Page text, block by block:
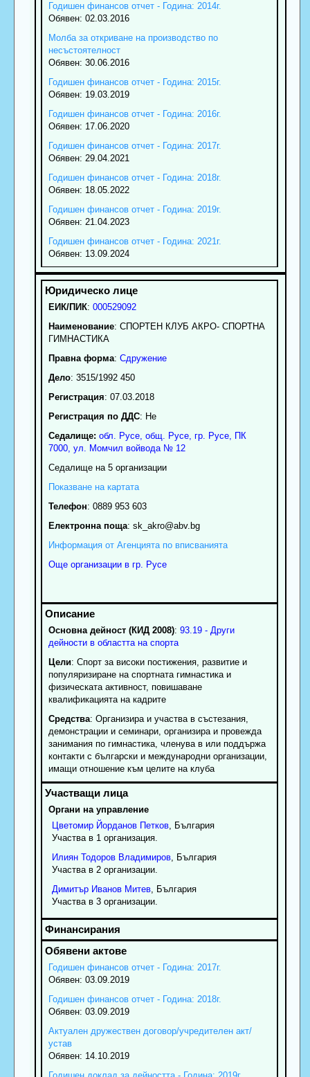
Годишен финансов отчет - Година: 2014г.
Обявен: 02.03.2016
Молба за откриване на производство по
несъстоятелност
Обявен: 30.06.2016
Годишен финансов отчет - Година: 2015г.
Обявен: 19.03.2019
Годишен финансов отчет - Година: 2016г.
Обявен: 17.06.2020
Годишен финансов отчет - Година: 2017г.
Обявен: 29.04.2021
Годишен финансов отчет - Година: 2018г.
Обявен: 18.05.2022
Годишен финансов отчет - Година: 2019г.
Обявен: 21.04.2023
Годишен финансов отчет - Година: 2021г.
Обявен: 13.09.2024
ЕИК/ПИК: 000529092
Наименование: СПОРТЕН КЛУБ АКРО- СПОРТНА
ГИМНАСТИКА
Правна форма: Сдружение
Дело: 3515/1992 450
Регистрация: 07.03.2018
Регистрация по ДДС: Нe
Седалище: обл. Русе, общ. Русе, гр. Русе, ПК
7000, ул. Момчил войвода № 12
Седалище на 5 организации
Показване на картата
Телефон: 0889 953 603
Електронна поща: sk_akro@abv.bg
Информация от Агенцията по вписванията
Още организации в гр. Русе
Основна дейност (КИД 2008): 93.19 - Други
дейности в областта на спорта
Цели: Спорт за високи постижения, развитие и
популяризиране на спортната гимнастика и
физическата активност, повишаване
квалификацията на кадрите
Средства: Организира и участва в състезания,
демонстрации и семинари, организира и провежда
занимания по гимнастика, членува в или поддържа
контакти с български и международни организации,
имащи отношение към целите на клуба
Органи на управление
Цветомир Йорданов Петков, България
Участва в 1 организация.
Илиян Тодоров Владимиров, България
Участва в 2 организации.
Димитър Иванов Митев, България
Участва в 3 организации.
Годишен финансов отчет - Година: 2017г.
Обявен: 03.09.2019
Годишен финансов отчет - Година: 2018г.
Обявен: 03.09.2019
Актуален дружествен договор/учредителен акт/
устав
Обявен: 14.10.2019